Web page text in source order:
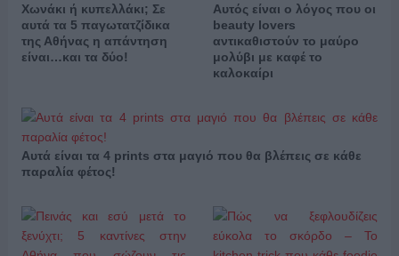
Χωνάκι ή κυπελλάκι; Σε
αυτά τα 5 παγωτατζίδικα
της Αθήνας η απάντηση
είναι…και τα δύο!
Αυτός είναι ο λόγος που οι
beauty lovers
αντικαθιστούν το μαύρο
μολύβι με καφέ το
καλοκαίρι
Αυτά είναι τα 4 prints στα μαγιό που θα βλέπεις σε κάθε
παραλία φέτος!